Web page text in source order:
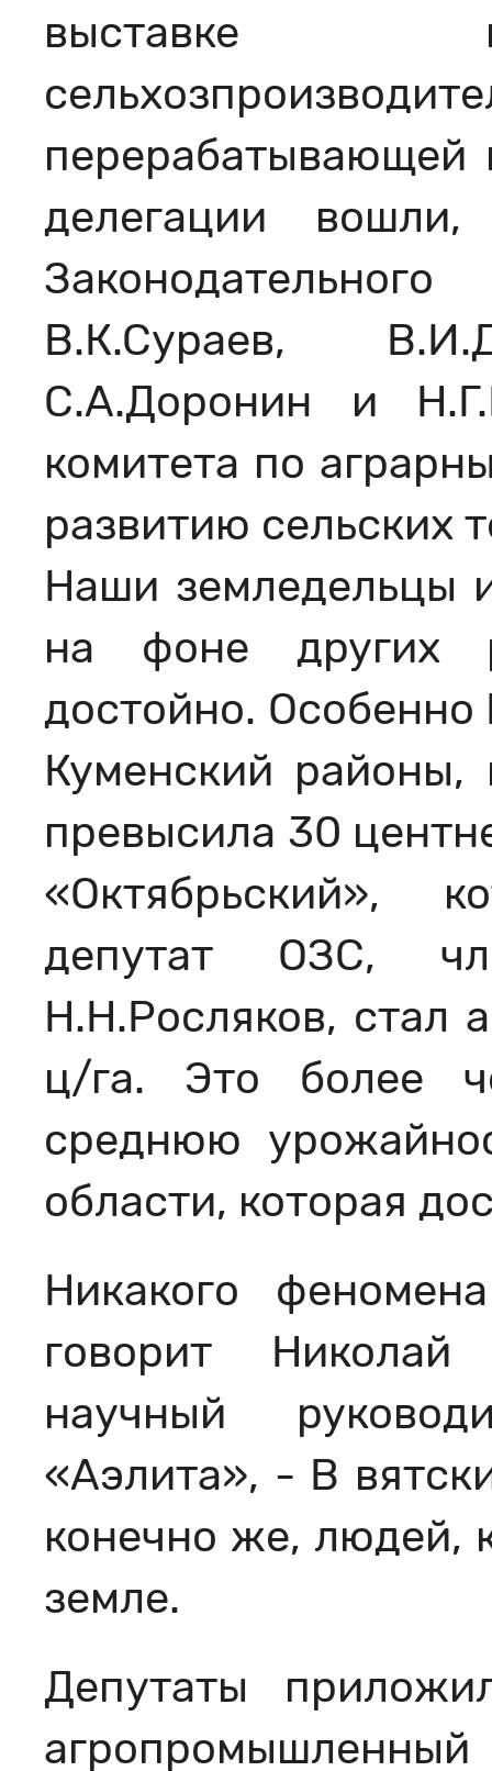
выставке
перерабатывающей
делегации
В.К.Сураев,
С.А.Доронин и
комитета по
развитию сельских
Наши земледельцы
на фоне других
достойно.
Куменский районы,
превысила 30
«Октябрьский»,
депутат ОЗС,
Н.Н.Росляков, стал
ц/га. Это более
среднюю
области, которая
Никакого
говорит
научный
«Аэлита», - В
конечно же, людей,
земле.
Депутаты
агропромышленный